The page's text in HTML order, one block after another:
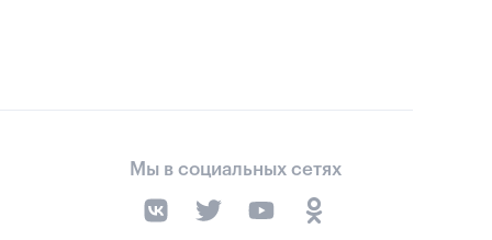
Мы в социальных сетях